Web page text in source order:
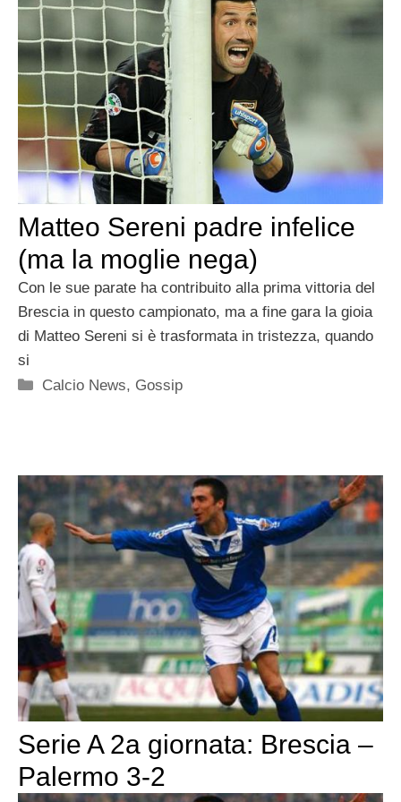
Matteo Sereni padre infelice
(ma la moglie nega)
Con le sue parate ha contribuito alla prima vittoria del
Brescia in questo campionato, ma a fine gara la gioia
di Matteo Sereni si è trasformata in tristezza, quando
si
Categorie
Calcio News, Gossip
Serie A 2a giornata: Brescia –
Palermo 3-2